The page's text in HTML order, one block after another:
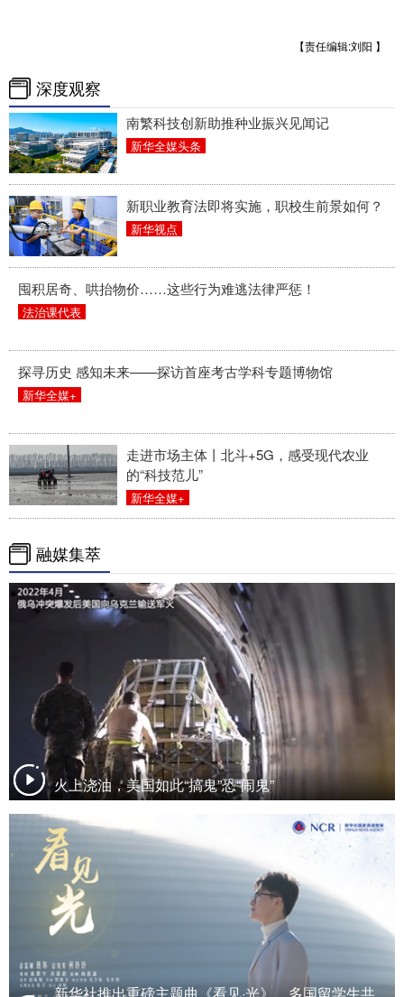
【责任编辑:刘阳 】
深度观察
南繁科技创新助推种业振兴见闻记
新华全媒头条
新职业教育法即将实施，职校生前景如何？
新华视点
囤积居奇、哄抬物价……这些行为难逃法律严惩！
法治课代表
探寻历史 感知未来——探访首座考古学科专题博物馆
新华全媒+
走进市场主体丨北斗+5G，感受现代农业
的“科技范儿”
新华全媒+
融媒集萃
火上浇油，美国如此“搞鬼”恐“闹鬼”
新华社推出重磅主题曲《看见·光》，多国留学生共